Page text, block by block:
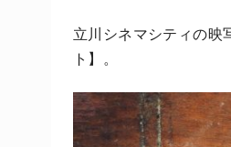
立川シネマシティの映
ト】。